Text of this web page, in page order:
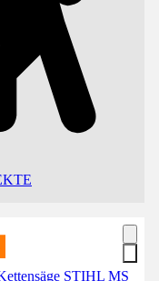
STIHL MS